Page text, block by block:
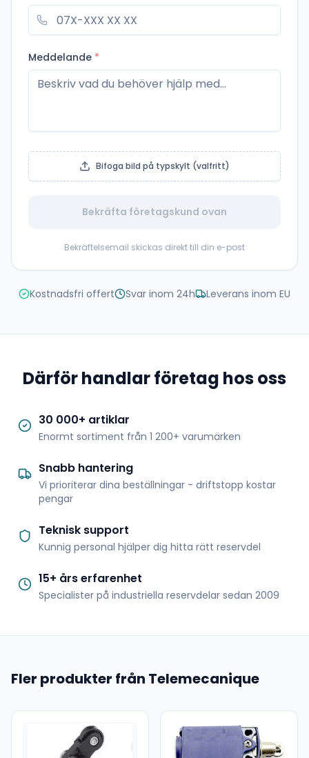
Meddelande *
Bifoga bild på typskylt (valfritt)
Bekräfta företagskund ovan
Bekräftelsemail skickas direkt till din e-post
Kostnadsfri offert Svar inom 24h Leverans inom EU
Därför handlar företag hos oss
30 000+ artiklar
Enormt sortiment från 1 200+ varumärken
Snabb hantering
Vi prioriterar dina beställningar - driftstopp kostar
pengar
Teknisk support
Kunnig personal hjälper dig hitta rätt reservdel
15+ års erfarenhet
Specialister på industriella reservdelar sedan 2009
Fler produkter från Telemecanique